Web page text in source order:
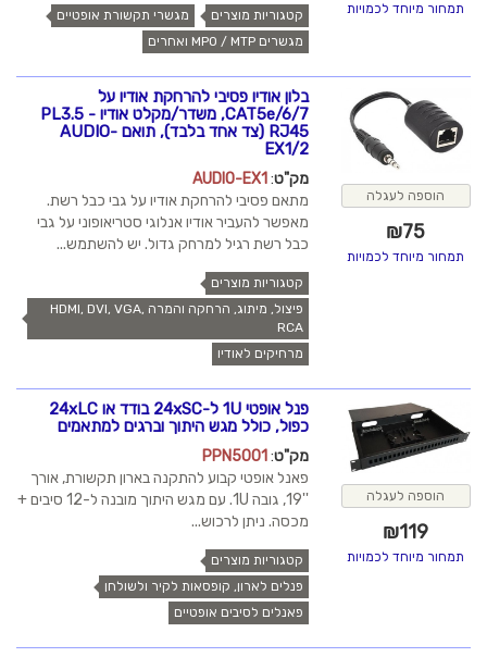
תמחור מיוחד לכמויות קטגוריות מוצרים
מגשרי תקשורת אופטיים
מגשרים MPO / MTP ואחרים
הוספה לעגלה
₪75
תמחור מיוחד לכמויות
בלון אודיו פסיבי להרחקת אודיו על
CAT5e/6/7, משדר/מקלט אודיו PL3.5 -
RJ45 (צד אחד בלבד), תואם AUDIO-
EX1/2
מק"ט:
AUDIO-EX1
מתאם פסיבי להרחקת אודיו על גבי כבל רשת.
מאפשר להעביר אודיו אנלוגי סטריאופוני על גבי
כבל רשת רגיל למרחק גדול. יש להשתמש...
קטגוריות מוצרים
פיצול, מיתוג, הרחקה והמרה HDMI, DVI, VGA,
RCA
מרחיקים לאודיו
הוספה לעגלה
₪119
תמחור מיוחד לכמויות
פנל אופטי 1U ל-24xSC בודד או 24xLC
כפול, כולל מגש היתוך וברגים למתאמים
מק"ט:
PPN5001
פאנל אופטי קבוע להתקנה בארון תקשורת, אורך
''19, גובה 1U. עם מגש היתוך מובנה ל-12 סיבים +
מכסה. ניתן לרכוש...
קטגוריות מוצרים
פנלים לארון, קופסאות לקיר ולשולחן
פאנלים לסיבים אופטיים